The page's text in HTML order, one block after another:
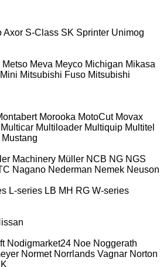
Axor S-Class SK Sprinter Unimog
Metso Meva Meyco Michigan Mikasa
Mini Mitsubishi Fuso Mitsubishi
Morooka MotoCut Movax
Multicar Multiloader Multiquip Multitel
Mustang
Machinery Müller NCB NG NGS
Nagano Nederman Nemek Neuson
L-series LB MH RG W-series
Nodigmarket24 Noe Noggerath
Normet Norrlands Vagnar Norton